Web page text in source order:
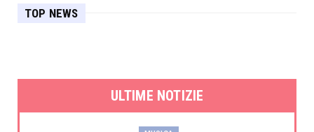
TOP NEWS
ULTIME NOTIZIE